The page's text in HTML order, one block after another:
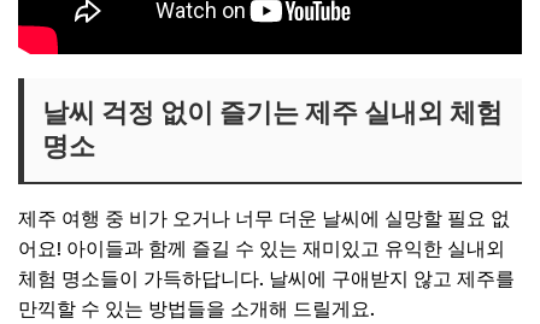
날씨 걱정 없이 즐기는 제주 실내외 체험
명소
제주 여행 중 비가 오거나 너무 더운 날씨에 실망할 필요 없
어요! 아이들과 함께 즐길 수 있는 재미있고 유익한 실내외
체험 명소들이 가득하답니다. 날씨에 구애받지 않고 제주를
만끽할 수 있는 방법들을 소개해 드릴게요.